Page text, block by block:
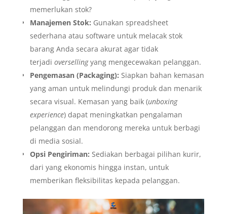
memerlukan stok?
Manajemen Stok: Gunakan spreadsheet
sederhana atau software untuk melacak stok
barang Anda secara akurat agar tidak
terjadi oversellingyang mengecewakan pelanggan.
Pengemasan (Packaging): Siapkan bahan kemasan
yang aman untuk melindungi produk dan menarik
secara visual. Kemasan yang baik (unboxing
experience) dapat meningkatkan pengalaman
pelanggan dan mendorong mereka untuk berbagi
di media sosial.
Opsi Pengiriman: Sediakan berbagai pilihan kurir,
dari yang ekonomis hingga instan, untuk
memberikan fleksibilitas kepada pelanggan.